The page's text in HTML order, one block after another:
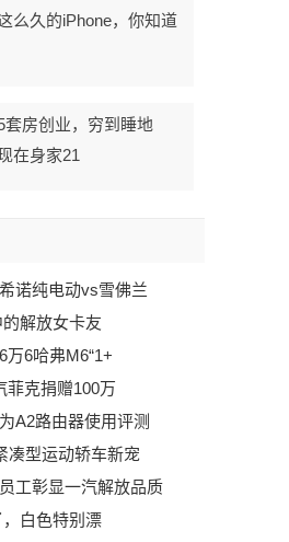
么久的iPhone，你知道
套房创业，穷到睡地
在身家21
诺纯电动vs雪佛兰
解放女卡友
6哈弗M6“1+
菲克捐赠100万
A2路由器使用评测
凑型运动轿车新宠
工彰显一汽解放品质
白色特别漂